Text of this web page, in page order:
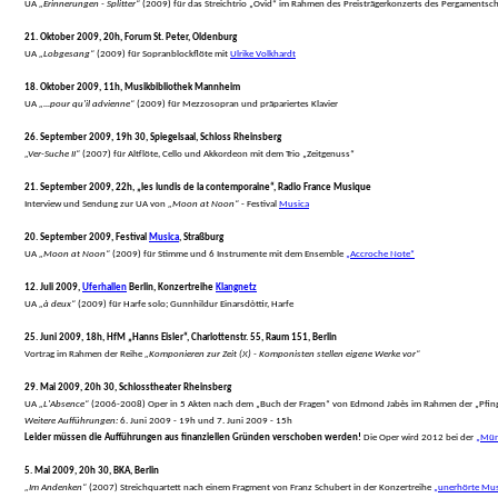
UA
„Erinnerungen - Splitter“ (2009) für das Streichtrio „Ovid“ im Rahmen des Preisträgerkonzerts des
21. Oktober 2009, 20h, Forum St. Peter, Oldenburg
UA
„Lobgesang“ (2009) für Sopranblockflöte mit Ulrike Volkhardt
18. Oktober 2009, 11h, Musikbibliothek Mannheim
UA
„...pour qu'il advienne“ (2009) für Mezzosopran und präpariertes Klavier
26. September 2009, 19h 30, Spiegelsaal, Schloss Rheinsberg
„Ver-Suche II“ (2007) für Altflöte, Cello und Akkordeon mit dem Trio „Zeitgenuss“
21. September 2009, 22h, „les lundis de la contemporaine“, Radio France Musique
Interview und Sendung zur UA von
„Moon at Noon“ - Festival Musica
20. September 2009, Festival Musica , Straßburg
UA
„Moon at Noon“ (2009) für Stimme und 6 Instrumente mit dem Ensemble „Accroche Note“
12. Juli 2009, Uferhallen Berlin, Konzertreihe Klangnetz
UA
„à deux“ (2009) für Harfe solo; Gunnhildur Einarsdòttir, Harfe
25. Juni 2009, 18h, HfM „Hanns Eisler“, Charlottenstr. 55, Raum 151, Berlin
Vortrag im Rahmen der Reihe
„Komponieren zur Zeit (X) - Komponisten stellen eigene Werke vor“
29. Mai 2009, 20h 30, Schlosstheater Rheinsberg
UA
„L'Absence“ (2006-2008) Oper in 5 Akten nach dem „Buch der Fragen“ von Edmond Jabès im Rahmen der
Weitere Aufführungen: 6. Juni 2009 - 19h und 7. Juni 2009 - 15h
Leider müssen die Aufführungen aus finanziellen Gründen verschoben werden! Die Oper wird 2012 bei der
5. Mai 2009, 20h 30, BKA, Berlin
„Im Andenken“ (2007) Streichquartett nach einem Fragment von Franz Schubert in der Konzertreihe „unerhörte